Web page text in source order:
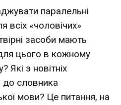
паралельні
всіх «чоловічих»
засоби мають
цього в кожному
Які з новітніх
до словника
мови? Це питання, на